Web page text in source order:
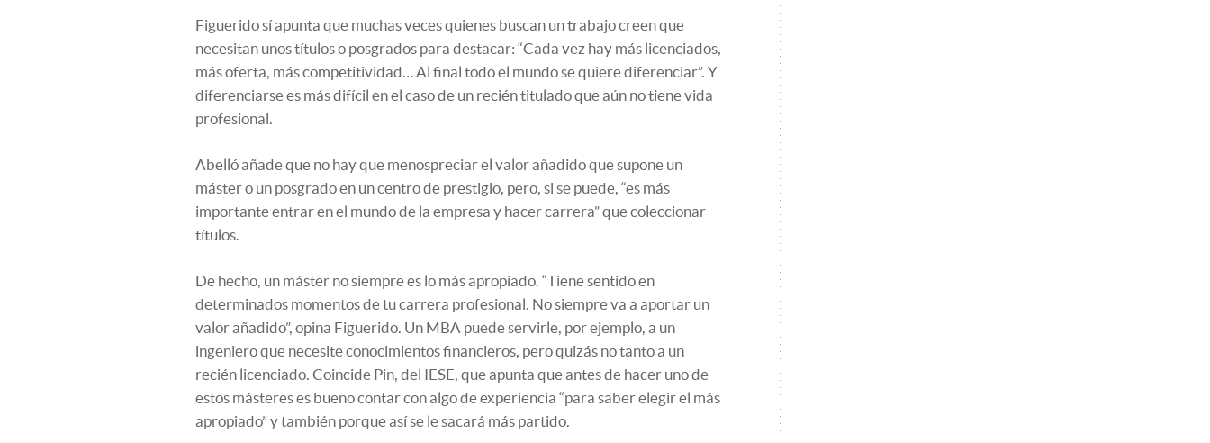
Figuerido sí apunta que muchas veces quienes buscan un trabajo creen que
necesitan unos títulos o posgrados para destacar: “Cada vez hay más licenciados,
más oferta, más competitividad… Al final todo el mundo se quiere diferenciar”. Y
diferenciarse es más difícil en el caso de un recién titulado que aún no tiene vida
profesional.
Abelló añade que no hay que menospreciar el valor añadido que supone un
máster o un posgrado en un centro de prestigio, pero, si se puede, “es más
importante entrar en el mundo de la empresa y hacer carrera” que coleccionar
títulos.
De hecho, un máster no siempre es lo más apropiado. “Tiene sentido en
determinados momentos de tu carrera profesional. No siempre va a aportar un
valor añadido”, opina Figuerido. Un MBA puede servirle, por ejemplo, a un
ingeniero que necesite conocimientos financieros, pero quizás no tanto a un
recién licenciado. Coincide Pin, del IESE, que apunta que antes de hacer uno de
estos másteres es bueno contar con algo de experiencia “para saber elegir el más
apropiado” y también porque así se le sacará más partido.